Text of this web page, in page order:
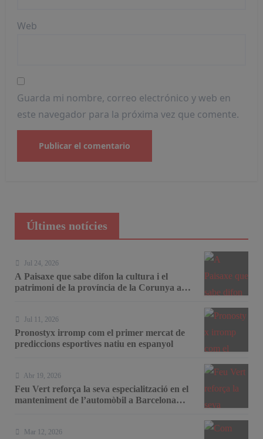
Web
Guarda mi nombre, correo electrónico y web en
este navegador para la próxima vez que comente.
Últimes notícies
Jul 24, 2026
A Paisaxe que sabe difon la cultura i el
patrimoni de la província de la Corunya a
Jul 11, 2026
Pronostyx irromp com el primer mercat de
prediccions esportives natiu en espanyol
Abr 19, 2026
Feu Vert reforça la seva especialització en el
manteniment de l’automòbil a Barcelona
Mar 12, 2026